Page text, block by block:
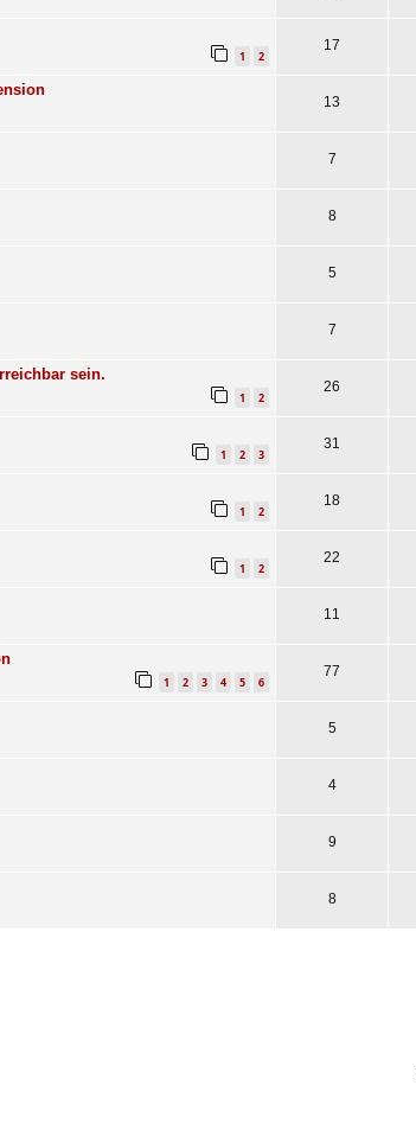
1 2
17
13
7
8
5
7
sein.
1 2
26
1 2 3
31
1 2
18
1 2
22
11
1 2 3 4 5 6
77
5
4
9
8